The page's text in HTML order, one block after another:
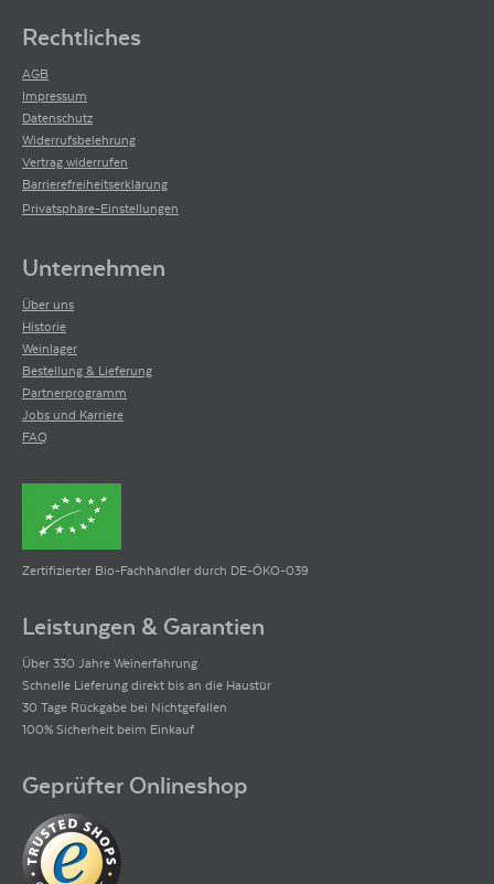
Rechtliches
AGB
Impressum
Datenschutz
Widerrufsbelehrung
Vertrag widerrufen
Barrierefreiheitserklärung
Privatsphäre-Einstellungen
Unternehmen
Über uns
Historie
Weinlager
Bestellung & Lieferung
Partnerprogramm
Jobs und Karriere
FAQ
Zertifizierter Bio-Fachhändler durch DE-ÖKO-039
Leistungen & Garantien
Über 330 Jahre Weinerfahrung
Schnelle Lieferung direkt bis an die Haustür
30 Tage Rückgabe bei Nichtgefallen
100% Sicherheit beim Einkauf
Geprüfter Onlineshop